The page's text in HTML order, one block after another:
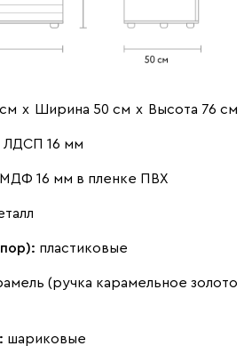
х Ширина 50 см х Высота 76 см
ЛДСП 16 мм
МДФ 16 мм в пленке ПВХ
пластиковые
(ручка карамельное золото
шариковые